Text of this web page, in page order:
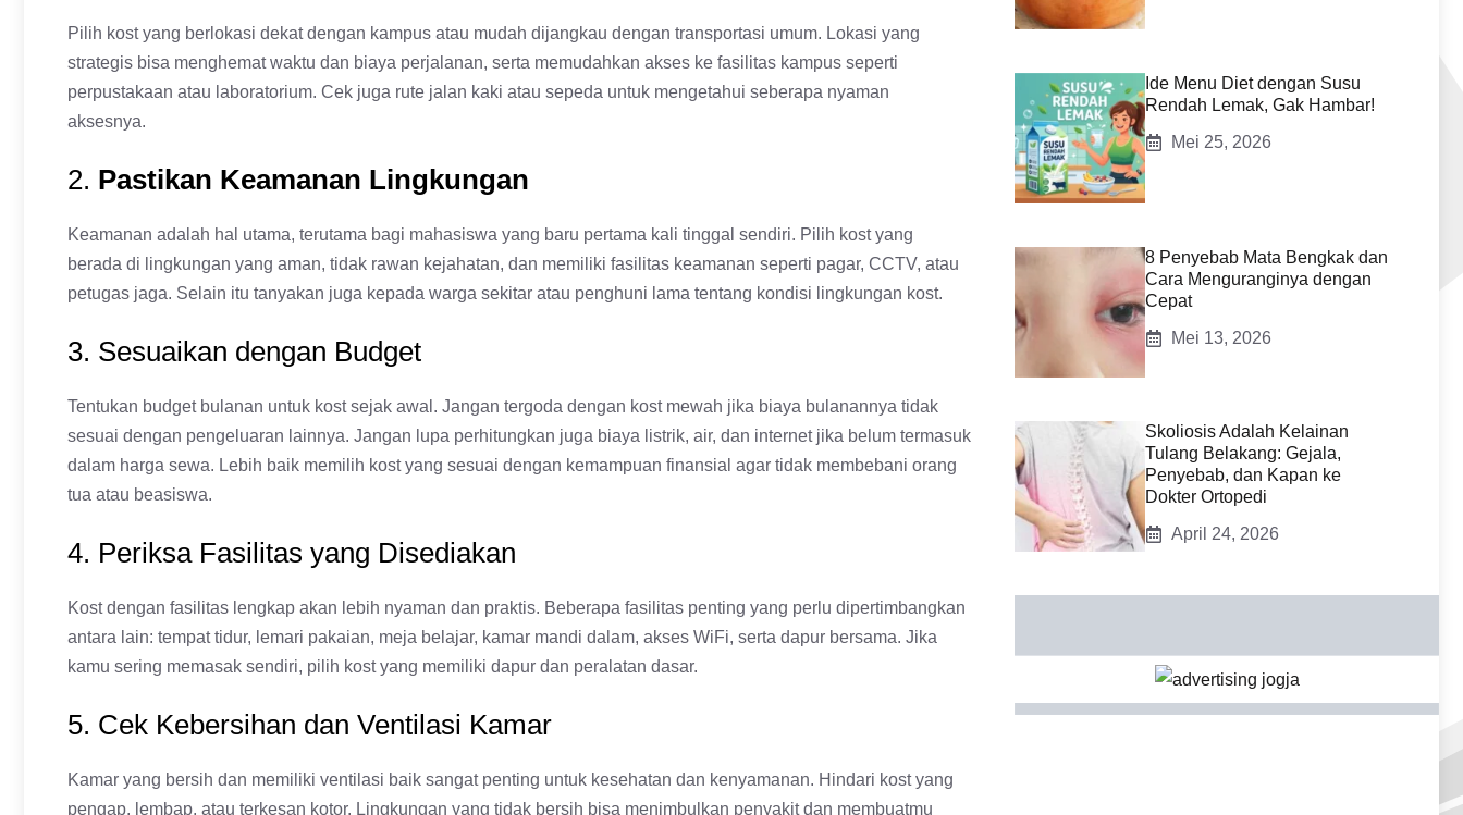
Pilih kost yang berlokasi dekat dengan kampus atau mudah dijangkau dengan transportasi umum. Lokasi yang
strategis bisa menghemat waktu dan biaya perjalanan, serta memudahkan akses ke fasilitas kampus seperti
perpustakaan atau laboratorium. Cek juga rute jalan kaki atau sepeda untuk mengetahui seberapa nyaman
aksesnya.
2. Pastikan Keamanan Lingkungan
Keamanan adalah hal utama, terutama bagi mahasiswa yang baru pertama kali tinggal sendiri. Pilih kost yang
berada di lingkungan yang aman, tidak rawan kejahatan, dan memiliki fasilitas keamanan seperti pagar, CCTV, atau
petugas jaga. Selain itu tanyakan juga kepada warga sekitar atau penghuni lama tentang kondisi lingkungan kost.
3. Sesuaikan dengan Budget
Tentukan budget bulanan untuk kost sejak awal. Jangan tergoda dengan kost mewah jika biaya bulanannya tidak
sesuai dengan pengeluaran lainnya. Jangan lupa perhitungkan juga biaya listrik, air, dan internet jika belum termasuk
dalam harga sewa. Lebih baik memilih kost yang sesuai dengan kemampuan finansial agar tidak membebani orang
tua atau beasiswa.
4. Periksa Fasilitas yang Disediakan
Kost dengan fasilitas lengkap akan lebih nyaman dan praktis. Beberapa fasilitas penting yang perlu dipertimbangkan
antara lain: tempat tidur, lemari pakaian, meja belajar, kamar mandi dalam, akses WiFi, serta dapur bersama. Jika
kamu sering memasak sendiri, pilih kost yang memiliki dapur dan peralatan dasar.
5. Cek Kebersihan dan Ventilasi Kamar
Kamar yang bersih dan memiliki ventilasi baik sangat penting untuk kesehatan dan kenyamanan. Hindari kost yang
pengap, lembap, atau terkesan kotor. Lingkungan yang tidak bersih bisa menimbulkan penyakit dan membuatmu
Ide Menu Diet dengan Susu
Rendah Lemak, Gak Hambar!
Mei 25, 2026
8 Penyebab Mata Bengkak dan
Cara Menguranginya dengan
Cepat
Mei 13, 2026
Skoliosis Adalah Kelainan
Tulang Belakang: Gejala,
Penyebab, dan Kapan ke
Dokter Ortopedi
April 24, 2026